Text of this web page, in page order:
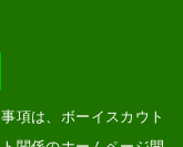
項は、ボーイスカウト